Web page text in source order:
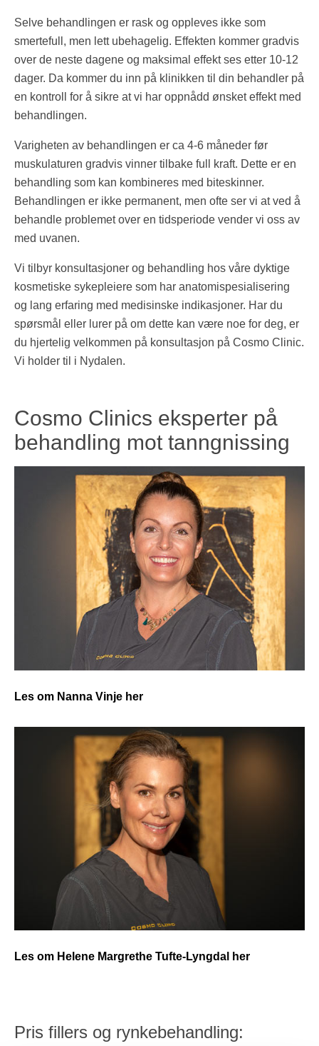
Selve behandlingen er rask og oppleves ikke som
smertefull, men lett ubehagelig. Effekten kommer gradvis
over de neste dagene og maksimal effekt ses etter 10-12
dager. Da kommer du inn på klinikken til din behandler på
en kontroll for å sikre at vi har oppnådd ønsket effekt med
behandlingen.
Varigheten av behandlingen er ca 4-6 måneder før
muskulaturen gradvis vinner tilbake full kraft. Dette er en
behandling som kan kombineres med biteskinner.
Behandlingen er ikke permanent, men ofte ser vi at ved å
behandle problemet over en tidsperiode vender vi oss av
med uvanen.
Vi tilbyr konsultasjoner og behandling hos våre dyktige
kosmetiske sykepleiere som har anatomispesialisering
og lang erfaring med medisinske indikasjoner. Har du
spørsmål eller lurer på om dette kan være noe for deg, er
du hjertelig velkommen på konsultasjon på Cosmo Clinic.
Vi holder til i Nydalen.
Cosmo Clinics eksperter på
behandling mot tanngnissing
Les om Nanna Vinje her
Les om Helene Margrethe Tufte-Lyngdal her
Pris fillers og rynkebehandling: